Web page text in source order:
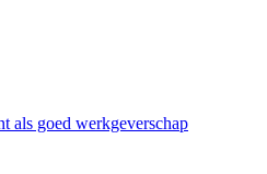
als goed werkgeverschap